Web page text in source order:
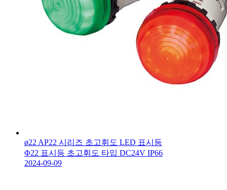
ø22 AP22 시리즈 초고휘도 LED 표시등
Φ22 표시등 초고휘도 타입 DC24V IP66
2024-09-09